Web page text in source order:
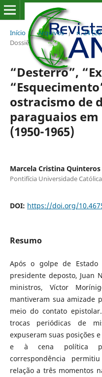
Início / Arquivos / n. 24
Dossiê
“Desterro”,
ostracismo de
paraguaios
(1950-1965)
Marcela Cristina Quinteros
Pontifícia Universidade
DOI: https://doi.org/
Resumo
Após o golpe de
presidente deposto, Juan
ministros, Víctor
mantiveram sua amizade
meio do contato
trocas periódicas de
expuseram suas posições
e à cena política
correspondência
relação a três momentos